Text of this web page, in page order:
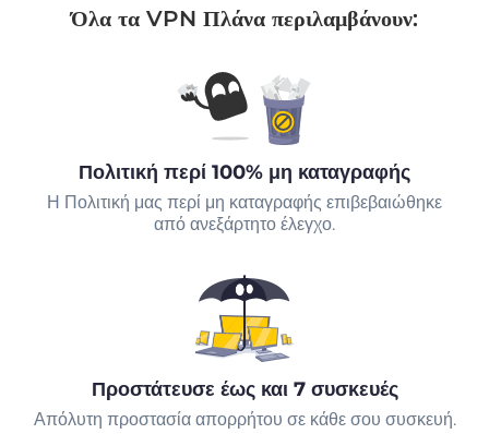
Όλα τα VPN Πλάνα περιλαμβάνουν:
Πολιτική περί 100% μη καταγραφής
Η Πολιτική μας περί μη καταγραφής επιβεβαιώθηκε
από ανεξάρτητο έλεγχο.
Προστάτευσε έως και 7 συσκευές
Απόλυτη προστασία απορρήτου σε κάθε σου συσκευή.